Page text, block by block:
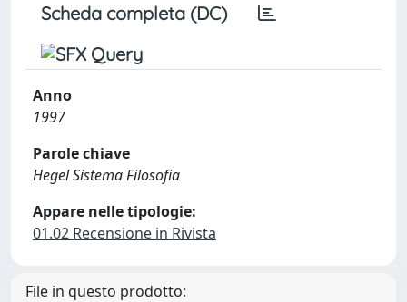
Scheda completa (DC)
Anno
1997
Parole chiave
Hegel Sistema Filosofia
Appare nelle tipologie:
01.02 Recensione in Rivista
File in questo prodotto: